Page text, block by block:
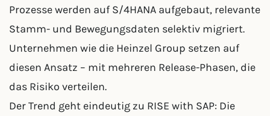
Prozesse werden auf S/4HANA aufgebaut, relevante
Stamm- und Bewegungsdaten selektiv migriert.
Unternehmen wie die Heinzel Group setzen auf
diesen Ansatz – mit mehreren Release-Phasen, die
das Risiko verteilen.
Der Trend geht eindeutig zu RISE with SAP: Die